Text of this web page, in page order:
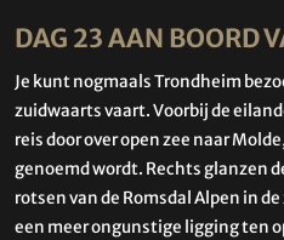
DAG 23 AAN BOORD
Je kunt nogmaals Trondheim
zuidwaarts vaart. Voorbij de
reis door over open zee naar
genoemd wordt. Rechts glanzen
rotsen van de Romsdal Alpen in
een meer ongunstige ligging ten